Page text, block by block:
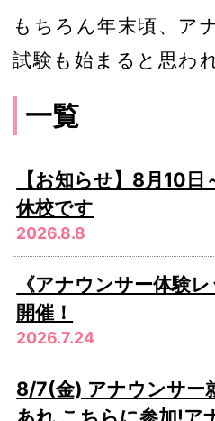
もちろん年末頃、ア
試験も始まると思わ
一覧
【お知らせ】8月10日
休校です
2026.8.8
《アナウンサー体験
開催！
2026.7.24
8/7(金) アナウンサー